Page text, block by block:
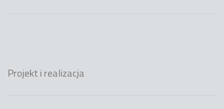
Projekt i realizacja